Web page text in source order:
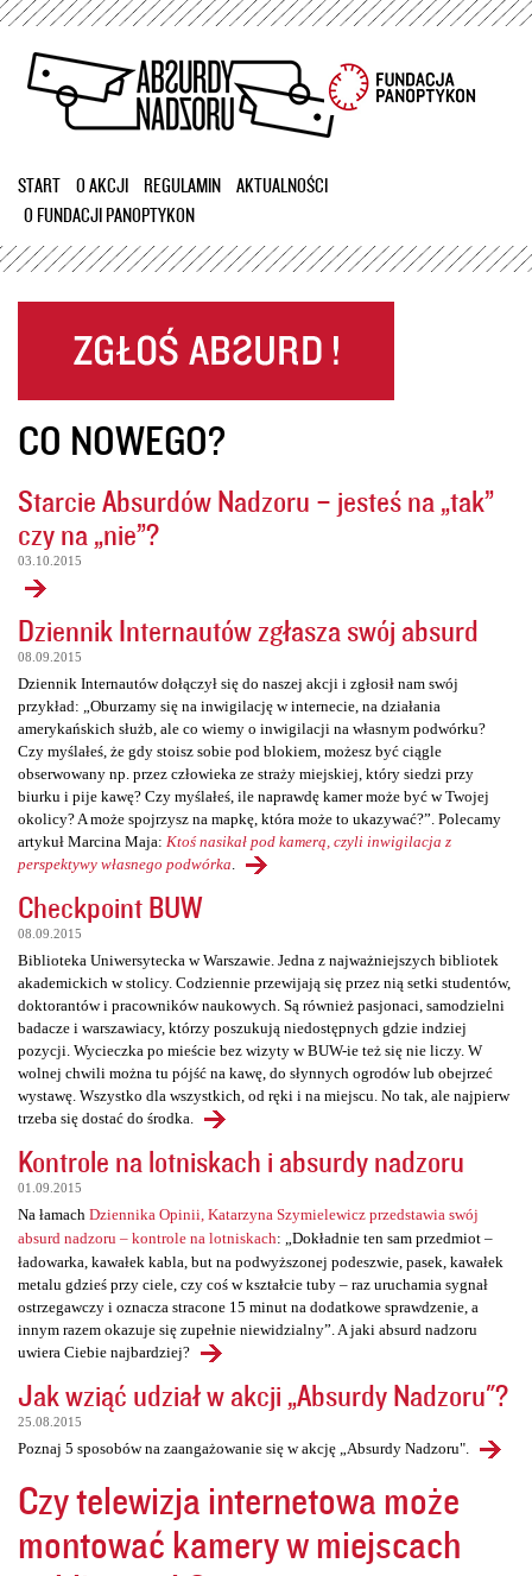
Przejdź
treści
START O AKCJI REGULAMIN
AKTUALNOŚCI
O FUNDACJI PANOPTYKON
CO NOWEGO?
Starcie Absurdów Nadzoru – jesteś na „tak”
czy na „nie”?
03.10.2015
Dziennik Internautów zgłasza swój absurd
08.09.2015
Dziennik Internautów dołączył się do naszej akcji i zgłosił nam swój
przykład: „Oburzamy się na inwigilację w internecie, na działania
amerykańskich służb, ale co wiemy o inwigilacji na własnym podwórku?
Czy myślałeś, że gdy stoisz sobie pod blokiem, możesz być ciągle
obserwowany np. przez człowieka ze straży miejskiej, który siedzi przy
biurku i pije kawę? Czy myślałeś, ile naprawdę kamer może być w Twojej
okolicy? A może spojrzysz na mapkę, która może to ukazywać?”. Polecamy
artykuł Marcina Maja: Ktoś nasikał pod kamerą, czyli inwigilacja z
perspektywy własnego podwórka
Checkpoint BUW
08.09.2015
Biblioteka Uniwersytecka w Warszawie. Jedna z najważniejszych bibliotek
akademickich w stolicy. Codziennie przewijają się przez nią setki studentów,
doktorantów i pracowników naukowych. Są również pasjonaci, samodzielni
badacze i warszawiacy, którzy poszukują niedostępnych gdzie indziej
pozycji. Wycieczka po mieście bez wizyty w BUW-ie też się nie liczy. W
wolnej chwili można tu pójść na kawę, do słynnych ogrodów lub obejrzeć
wystawę. Wszystko dla wszystkich, od ręki i na miejscu. No tak, ale najpierw
trzeba się dostać do środka.
Kontrole na lotniskach i absurdy nadzoru
01.09.2015
Na łamach Dziennika Opinii, Katarzyna Szymielewicz przedstawia swój
absurd nadzoru – kontrole na lotniskach: „Dokładnie ten sam przedmiot –
ładowarka, kawałek kabla, but na podwyższonej podeszwie, pasek, kawałek
metalu gdzieś przy ciele, czy coś w kształcie tuby – raz uruchamia sygnał
ostrzegawczy i oznacza stracone 15 minut na dodatkowe sprawdzenie, a
innym razem okazuje się zupełnie niewidzialny”. A jaki absurd nadzoru
uwiera Ciebie najbardziej?
Jak wziąć udział w akcji „Absurdy Nadzoru"?
25.08.2015
Poznaj 5 sposobów na zaangażowanie się w akcję „Absurdy Nadzoru".
Czy telewizja internetowa może
montować kamery w miejscach